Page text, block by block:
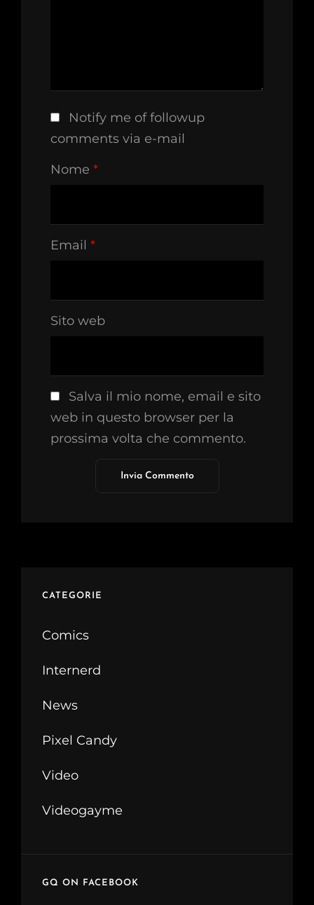
Notify me of followup
comments via e-mail
Nome *
Email *
Sito web
Salva il mio nome, email e sito
web in questo browser per la
prossima volta che commento.
CATEGORIE
Comics
Internerd
News
Pixel Candy
Video
Videogayme
GQ ON FACEBOOK